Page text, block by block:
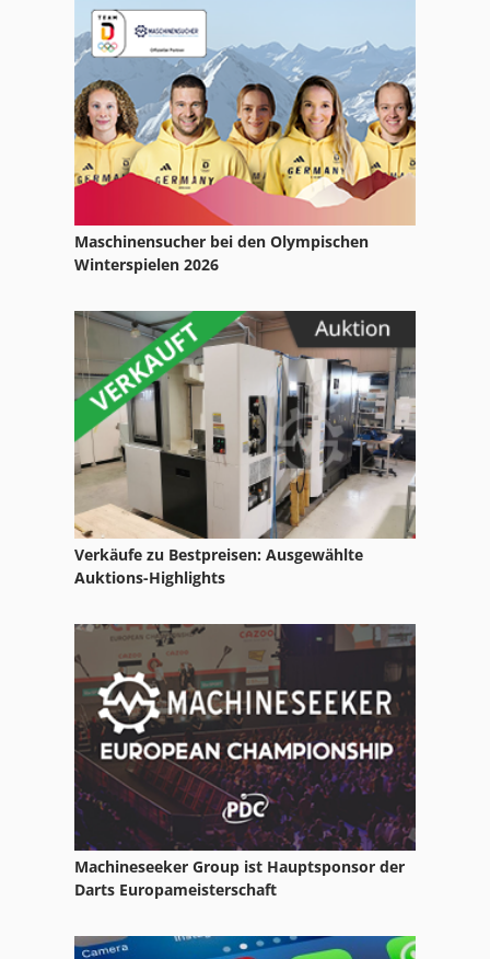
Kaiser Kraft
Kgs 1670
Ks 205
Kse 300
Kx 121 3
Ng 200
Schuhmachermaschine Fraes Und Schleifmaschine
Maschinensucher bei den Olympischen
Winterspielen 2026
Verkäufe zu Bestpreisen: Ausgewählte
Auktions-Highlights
Machineseeker Group ist Hauptsponsor der
Darts Europameisterschaft